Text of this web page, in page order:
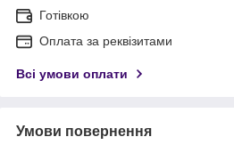
Готівкою
Оплата за реквізитами
Всі умови оплати
Умови повернення